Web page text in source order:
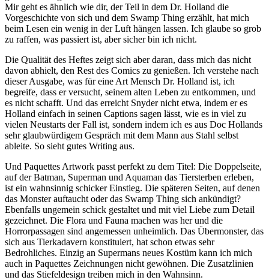
Mir geht es ähnlich wie dir, der Teil in dem Dr. Holland die
Vorgeschichte von sich und dem Swamp Thing erzählt, hat mich
beim Lesen ein wenig in der Luft hängen lassen. Ich glaube so grob
zu raffen, was passiert ist, aber sicher bin ich nicht.
Die Qualität des Heftes zeigt sich aber daran, dass mich das nicht
davon abhielt, den Rest des Comics zu genießen. Ich verstehe nach
dieser Ausgabe, was für eine Art Mensch Dr. Holland ist, ich
begreife, dass er versucht, seinem alten Leben zu entkommen, und
es nicht schafft. Und das erreicht Snyder nicht etwa, indem er es
Holland einfach in seinen Captions sagen lässt, wie es in viel zu
vielen Neustarts der Fall ist, sondern indem ich es aus Doc Hollands
sehr glaubwürdigem Gespräch mit dem Mann aus Stahl selbst
ableite. So sieht gutes Writing aus.
Und Paquettes Artwork passt perfekt zu dem Titel: Die Doppelseite,
auf der Batman, Superman und Aquaman das Tiersterben erleben,
ist ein wahnsinnig schicker Einstieg. Die späteren Seiten, auf denen
das Monster auftaucht oder das Swamp Thing sich ankündigt?
Ebenfalls ungemein schick gestaltet und mit viel Liebe zum Detail
gezeichnet. Die Flora und Fauna machen was her und die
Horrorpassagen sind angemessen unheimlich. Das Übermonster, das
sich aus Tierkadavern konstituiert, hat schon etwas sehr
Bedrohliches. Einzig an Supermans neues Kostüm kann ich mich
auch in Paquettes Zeichnungen nicht gewöhnen. Die Zusatzlinien
und das Stiefeldesign treiben mich in den Wahnsinn.